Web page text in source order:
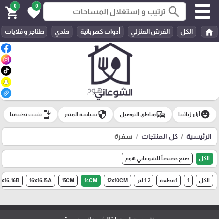
search
0
favorite
0
shopping_cart
home الكل الفرش المنزلي أدوات كهربائية هندي طناجر و قلايات
emoji_emotionsآراء زبائننا commuteمناطق التوصيل securityسياسة المتجر install_mobile تثبيت تطبيقنا
الرئيسية كل المنتجات سفرة
الكل صنع خصيصاً للشوعاني هوم
الكل 1 1 قطعة 1.2 لتر 12x10CM
14CM
15CM
16x16,15A